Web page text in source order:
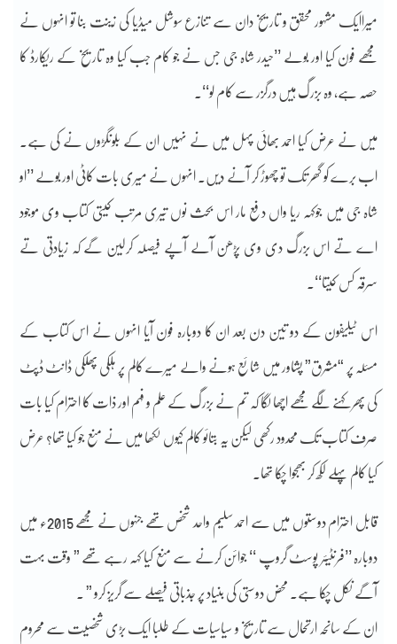
میراایک مشہور محقق و تاریخ دان سے تنازع سوشل میڈیا کی زینت بنا تو انہوں نے
مجھے فون کیا اور بولے ’’حیدر شاہ جی جس نے جو کام جب کیا وہ تاریخ کے ریکارڈ کا
حصہ ہے، وہ بزرگ ہیں درگزر سے کام لو‘‘۔
میں نے عرض کیا احمد بھائی پہل میں نے نہیں ان کے بلونگڑوں نے کی ہے۔
اب برے کو گھر تک تو چھوڑ کر آنے دیں۔ انہوں نے میری بات کاٹی اور بولے ’’او
شاہ جی میں جوکہہ ریا واں دفع مار اس بحث نوں تیری مرتب کیتی کتاب وی موجود
اے تے اس بزرگ دی وی پڑھن آلے آپے فیصلہ کرلین گے کہ زیادتی تے
سرقہ کس کیتا‘‘۔
اس ٹیلیفون کے دو تین دن بعد ان کا دوبارہ فون آیا انہوں نے اس کتاب کے
مسئلہ پر “مشرق” پشاور میں شائع ہونے والے میرے کالم پر ہلکی پھلکی ڈانٹ ڈپٹ
کی پھر کہنے لگے مجھے اچھا لگا کہ تم نے بزرگ کے علم و فہم اور ذات کا احترام کیا بات
صرف کتاب تک محدود رکھی لیکن یہ بتائو کالم کیوں لکھا میں نے منع جو کیا تھا؟ عرض
کیا کالم پہلے لکھ کر بھجوا چکا تھا۔
قابل احترام دوستوں میں سے احمد سلیم واحد شخص تھے جنہوں نے مجھے 2015ء میں
دوبارہ ’’فرنٹیئر پوسٹ گروپ ‘‘ جوائن کرنے سے منع کیا کہہ رہے تھے ” وقت بہت
آگے نکل چکا ہے۔ محض دوستی کی بنیاد پر جذباتی فیصلے سے گریز کرو ” ۔
ان کے سانحہ ارتحال سے تاریخ و سیاسیات کے طلبا ایک بڑی شخصیت سے محروم